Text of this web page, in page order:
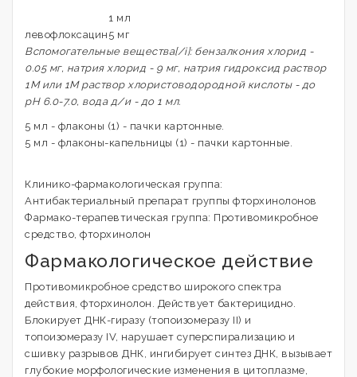
1 мл
левофлоксацин 5 мг
Вспомогательные вещества[/i]: бензалкония хлорид -
0.05 мг, натрия хлорид - 9 мг, натрия гидроксид раствор
1М или 1М раствор хлористоводородной кислоты - до
рН 6.0-7.0, вода д/и - до 1 мл.
5 мл - флаконы (1) - пачки картонные.
5 мл - флаконы-капельницы (1) - пачки картонные.
Клинико-фармакологическая группа:
Антибактериальный препарат группы фторхинолонов
Фармако-терапевтическая группа: Противомикробное
средство, фторхинолон
Фармакологическое действие
Противомикробное средство широкого спектра
действия, фторхинолон. Действует бактерицидно.
Блокирует ДНК-гиразу (топоизомеразу II) и
топоизомеразу IV, нарушает суперспирализацию и
сшивку разрывов ДНК, ингибирует синтез ДНК, вызывает
глубокие морфологические изменения в цитоплазме,